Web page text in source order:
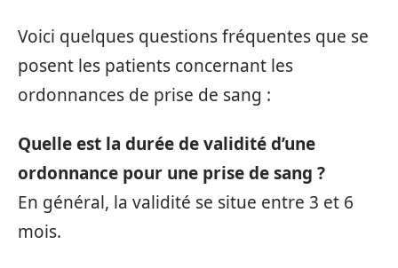
Voici quelques questions fréquentes que se
posent les patients concernant les
ordonnances de prise de sang :
Quelle est la durée de validité d’une
ordonnance pour une prise de sang ?
En général, la validité se situe entre 3 et 6
mois.